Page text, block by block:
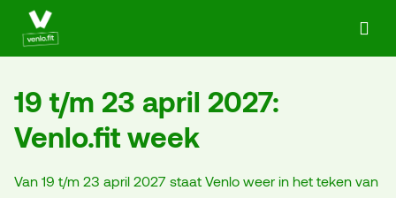
Ga naar de homepage van Actief in Venlo
19 t/m 23 april 2027:
Venlo.fit week
Van 19 t/m 23 april 2027 staat Venlo weer in het teken van